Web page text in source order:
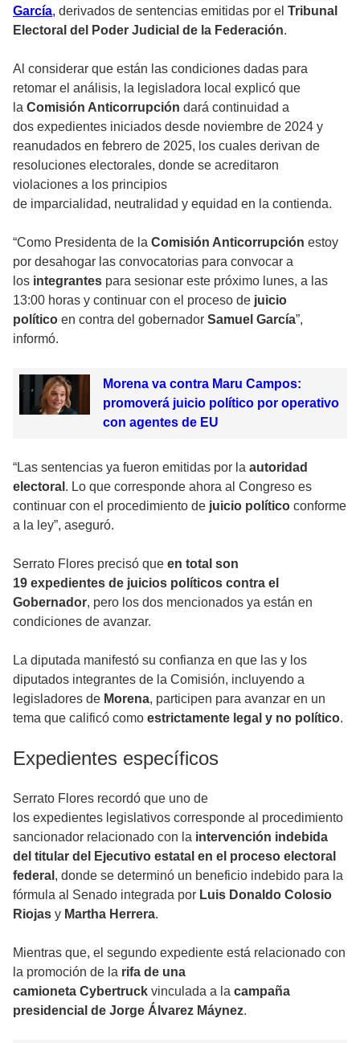
García, derivados de sentencias emitidas por el Tribunal
Electoral del Poder Judicial de la Federación.
Al considerar que están las condiciones dadas para
retomar el análisis, la legisladora local explicó que
la Comisión Anticorrupción dará continuidad a
dos expedientes iniciados desde noviembre de 2024 y
reanudados en febrero de 2025, los cuales derivan de
resoluciones electorales, donde se acreditaron
violaciones a los principios
de imparcialidad, neutralidad y equidad en la contienda.
“Como Presidenta de la Comisión Anticorrupción estoy
por desahogar las convocatorias para convocar a
los integrantes para sesionar este próximo lunes, a las
13:00 horas y continuar con el proceso de juicio
político en contra del gobernador Samuel García”,
informó.
Morena va contra Maru Campos:
promoverá juicio político por operativo
con agentes de EU
“Las sentencias ya fueron emitidas por la autoridad
electoral . Lo que corresponde ahora al Congreso es
continuar con el procedimiento de juicio político conforme
a la ley”, aseguró.
Serrato Flores precisó que en total son
19 expedientes de juicios políticos contra el
Gobernador, pero los dos mencionados ya están en
condiciones de avanzar.
La diputada manifestó su confianza en que las y los
diputados integrantes de la Comisión, incluyendo a
legisladores de Morena, participen para avanzar en un
tema que calificó como estrictamente legal y no político.
Expedientes específicos
Serrato Flores recordó que uno de
los expedientes legislativos corresponde al procedimiento
sancionador relacionado con la intervención indebida
del titular del Ejecutivo estatal en el proceso electoral
federal , donde se determinó un beneficio indebido para la
fórmula al Senado integrada por Luis Donaldo Colosio
Riojas y Martha Herrera.
Mientras que, el segundo expediente está relacionado con
la promoción de la rifa de una
camioneta Cybertruck vinculada a la campaña
presidencial de Jorge Álvarez Máynez.